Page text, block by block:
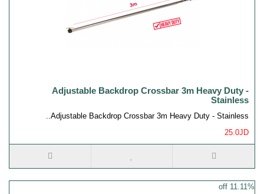
Adjustable Backdrop Crossbar 3m Heavy Duty -
Stainless
Adjustable Backdrop Crossbar 3m Heavy Duty - Stainless..
25.0JD
11.11% off